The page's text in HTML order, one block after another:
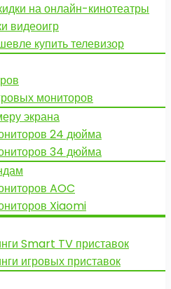
на онлайн-кинотеатры
видеоигр
купить телевизор
мониторов
экрана
24 дюйма
34 дюйма
AOC
Xiaomi
Smart TV приставок
игровых приставок